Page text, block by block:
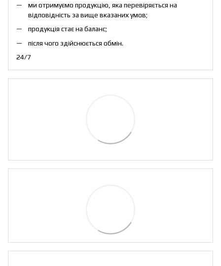
ми отримуємо продукцію, яка перевіряється на
відповідність за вище вказаних умов;
продукція стає на баланс;
після чого здійснюється обмін.
24/7